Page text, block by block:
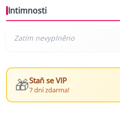
Intimnosti
🎁Staň se VIP
7 dní zdarma!